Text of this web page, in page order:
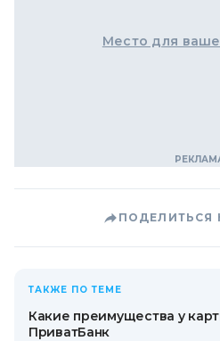
Место для
ПОДЕЛИТЬСЯ
ТАКЖЕ ПО ТЕМЕ
Какие преимущества у
ПриватБанк